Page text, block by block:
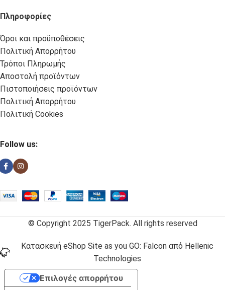
Πληροφορίες
Όροι και προϋποθέσεις
Πολιτική Απορρήτου
Τρόποι Πληρωμής
Αποστολή προϊόντων
Πιστοποιήσεις προϊόντων
Πολιτική Απορρήτου
Πολιτική Cookies
Follow us:
© Copyright 2025 TigerPack. All rights reserved
Κατασκευή eShop Site as you GO: Falcon από Hellenic
Technologies
Επιλογές απορρήτου